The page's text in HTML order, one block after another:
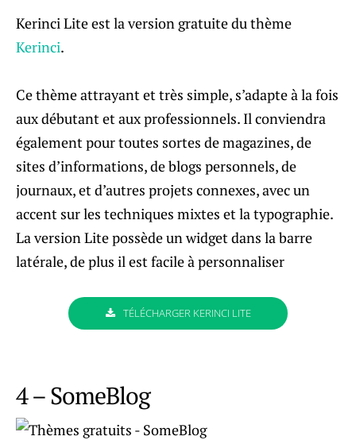
Kerinci Lite est la version gratuite du thème
Kerinci.
Ce thème attrayant et très simple, s’adapte à la fois
aux débutant et aux professionnels. Il conviendra
également pour toutes sortes de magazines, de
sites d’informations, de blogs personnels, de
journaux, et d’autres projets connexes, avec un
accent sur ​​les techniques mixtes et la typographie.
La version Lite possède un widget dans la barre
latérale, de plus il est facile à personnaliser
TÉLÉCHARGER KERINCI LITE
4 – SomeBlog